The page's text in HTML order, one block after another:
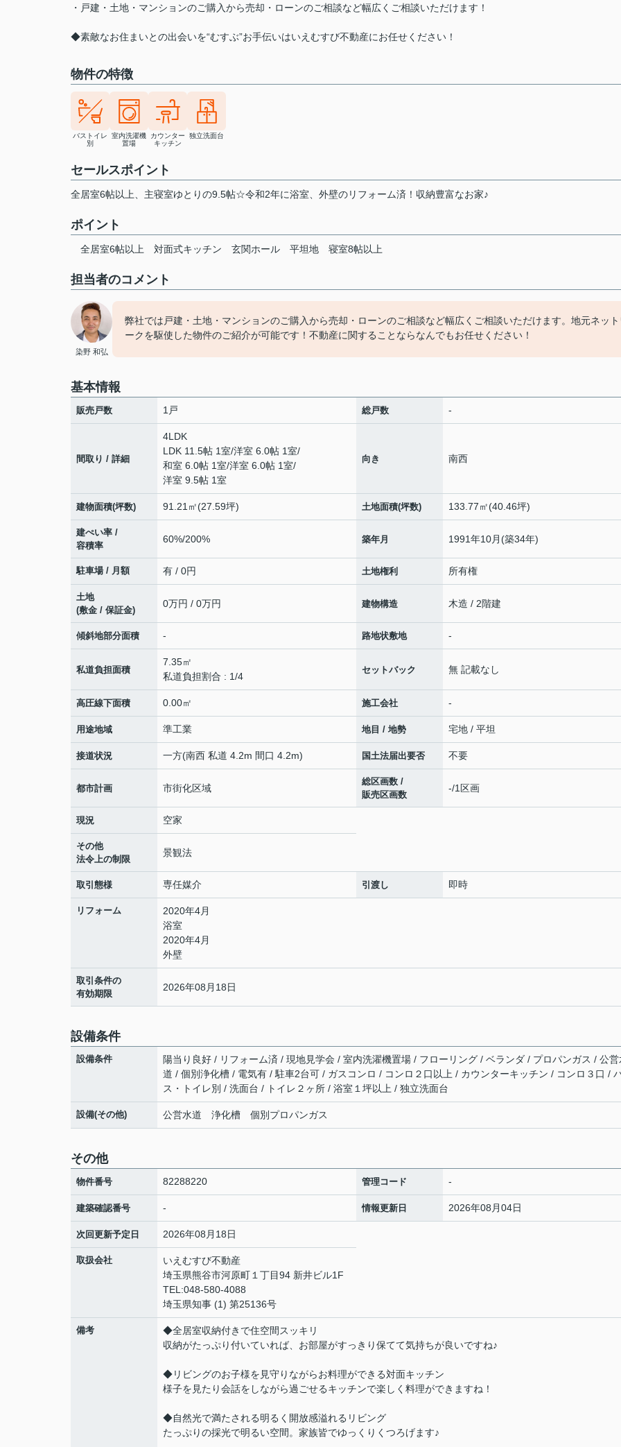
・戸建・土地・マンションのご購入から売却・ローンのご相談など幅広くご相談いただけます！
◆素敵なお住まいとの出会いを“むすぶ”お手伝いはいえむすび不動産にお任せください！
物件の特徴
バストイレ
別
室内洗濯機
置場
カウンター
キッチン
独立洗面台
セールスポイント
全居室6帖以上、主寝室ゆとりの9.5帖☆令和2年に浴室、外壁のリフォーム済！収納豊富なお家♪
ポイント
全居室6帖以上 対面式キッチン 玄関ホール 平坦地 寝室8帖以上
担当者のコメント
染野 和弘
弊社では戸建・土地・マンションのご購入から売却・ローンのご相談など幅広くご相談いただけます。地元ネッ
ークを駆使した物件のご紹介が可能です！不動産に関することならなんでもお任せください！
基本情報
販売戸数 1戸 総戸数 -
間取り / 詳細
4LDK
LDK 11.5帖 1室/洋室 6.0帖 1室/
和室 6.0帖 1室/洋室 6.0帖 1室/
洋室 9.5帖 1室
向き 南西
建物面積(坪数) 91.21㎡(27.59坪) 土地面積(坪数) 133.77㎡(40.46坪)
建ぺい率 /
容積率
60%/200% 築年月 1991年10月(築34年)
駐車場 / 月額 有 / 0円 土地権利 所有権
土地
(敷金 / 保証金)
0万円 / 0万円 建物構造 木造 / 2階建
傾斜地部分面積 - 路地状敷地 -
私道負担面積
7.35㎡
私道負担割合 : 1/4
セットバック 無 記載なし
高圧線下面積 0.00㎡ 施工会社 -
用途地域 準工業 地目 / 地勢 宅地 / 平坦
接道状況 一方(南西 私道 4.2m 間口 4.2m) 国土法届出要否 不要
都市計画 市街化区域
総区画数 /
販売区画数
-/1区画
現況 空家
その他
法令上の制限
景観法
取引態様 専任媒介 引渡し 即時
リフォーム
2020年4月
浴室
2020年4月
外壁
取引条件の
有効期限
2026年08月18日
設備条件
設備条件
陽当り良好 / リフォーム済 / 現地見学会 / 室内洗濯機置場 / フローリング / ベランダ / プロパンガス / 公営
道 / 個別浄化槽 / 電気有 / 駐車2台可 / ガスコンロ / コンロ２口以上 / カウンターキッチン / コンロ３口 /
ス・トイレ別 / 洗面台 / トイレ２ヶ所 / 浴室１坪以上 / 独立洗面台
設備(その他) 公営水道 浄化槽 個別プロパンガス
その他
物件番号 82288220 管理コード -
建築確認番号 - 情報更新日 2026年08月04日
次回更新予定日 2026年08月18日
取扱会社
いえむすび不動産
埼玉県熊谷市河原町１丁目94 新井ビル1F
TEL:048-580-4088
埼玉県知事 (1) 第25136号
備考
◆全居室収納付きで住空間スッキリ
収納がたっぷり付いていれば、お部屋がすっきり保てて気持ちが良いですね♪
◆リビングのお子様を見守りながらお料理ができる対面キッチン
様子を見たり会話をしながら過ごせるキッチンで楽しく料理ができますね！
◆自然光で満たされる明るく開放感溢れるリビング
たっぷりの採光で明るい空間。家族皆でゆっくりくつろげます♪